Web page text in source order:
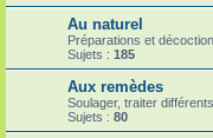
Au naturel
Préparations et
Sujets : 185
Aux remèdes
Soulager, traiter
Sujets : 80